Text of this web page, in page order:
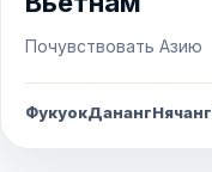
Почувствовать Азию
ФукуокДанангНячанг